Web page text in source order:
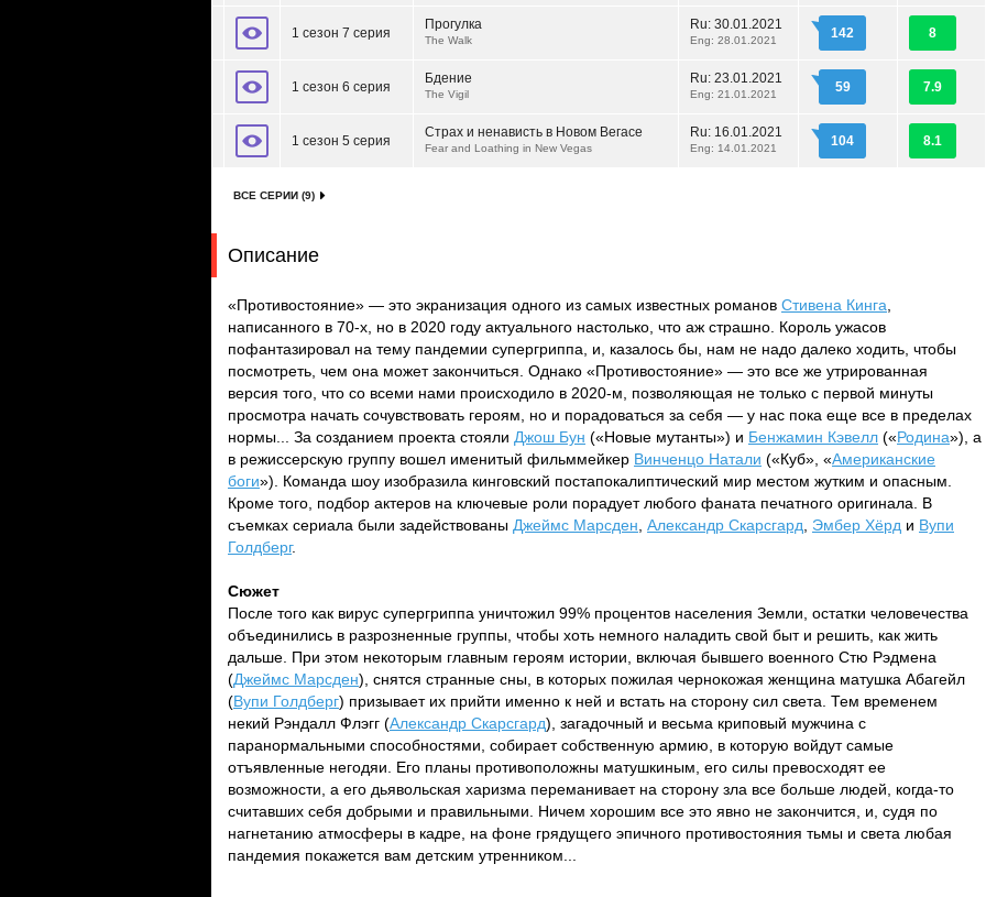
1 сезон 7 серия
Прогулка
The Walk
Ru: 30.01.2021
Eng: 28.01.2021 142 8
1 сезон 6 серия
Бдение
The Vigil
Ru: 23.01.2021
Eng: 21.01.2021 59 7.9
1 сезон 5 серия
Страх и ненависть в Новом Вегасе
Fear and Loathing in New Vegas
Ru: 16.01.2021
Eng: 14.01.2021 104 8.1
ВСЕ СЕРИИ (9)
Описание
«Противостояние» — это экранизация одного из самых известных романов Стивена Кинга
написанного в 70-х, но в 2020 году актуального настолько, что аж страшно. Король ужасов
пофантазировал на тему пандемии супергриппа, и, казалось бы, нам не надо далеко ходить, чтобы
посмотреть, чем она может закончиться. Однако «Противостояние» — это все же утрированная
версия того, что со всеми нами происходило в 2020-м, позволяющая не только с первой минуты
просмотра начать сочувствовать героям, но и порадоваться за себя — у нас пока еще все в пределах
нормы... За созданием проекта стояли Джош Бун («Новые мутанты») и Бенжамин Кэвелл («Родина»), а
в режиссерскую группу вошел именитый фильммейкер Винченцо Натали («Куб», «Американские
боги»). Команда шоу изобразила кинговский постапокалиптический мир местом жутким и опасным.
Кроме того, подбор актеров на ключевые роли порадует любого фаната печатного оригинала. В
съемках сериала были задействованы Джеймс Марсден Александр Скарсгард Эмбер Хёрд и Вупи
Голдберг.
Сюжет
После того как вирус супергриппа уничтожил 99% процентов населения Земли, остатки человечества
объединились в разрозненные группы, чтобы хоть немного наладить свой быт и решить, как жить
дальше. При этом некоторым главным героям истории, включая бывшего военного Стю Рэдмена
(Джеймс Марсден), снятся странные сны, в которых пожилая чернокожая женщина матушка Абагейл
(Вупи Голдберг) призывает их прийти именно к ней и встать на сторону сил света. Тем временем
некий Рэндалл Флэгг (Александр Скарсгард), загадочный и весьма криповый мужчина с
паранормальными способностями, собирает собственную армию, в которую войдут самые
отъявленные негодяи. Его планы противоположны матушкиным, его силы превосходят ее
возможности, а его дьявольская харизма переманивает на сторону зла все больше людей, когда-то
считавших себя добрыми и правильными. Ничем хорошим все это явно не закончится, и, судя по
нагнетанию атмосферы в кадре, на фоне грядущего эпичного противостояния тьмы и света любая
пандемия покажется вам детским утренником...